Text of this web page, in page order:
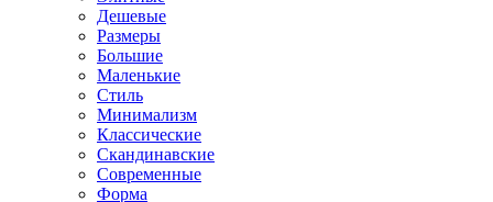
Дешевые
Размеры
Большие
Маленькие
Стиль
Минимализм
Классические
Скандинавские
Современные
Форма